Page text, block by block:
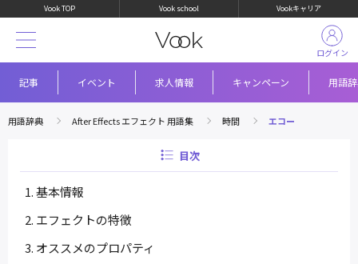
Vook TOP Vook school Vookキャリア
記事 イベント 求人情報 キャンペーン 用語
ログイン
用語辞典 After Effects エフェクト 用語集 時間 エコー
目次
基本情報
エフェクトの特徴
オススメのプロパティ